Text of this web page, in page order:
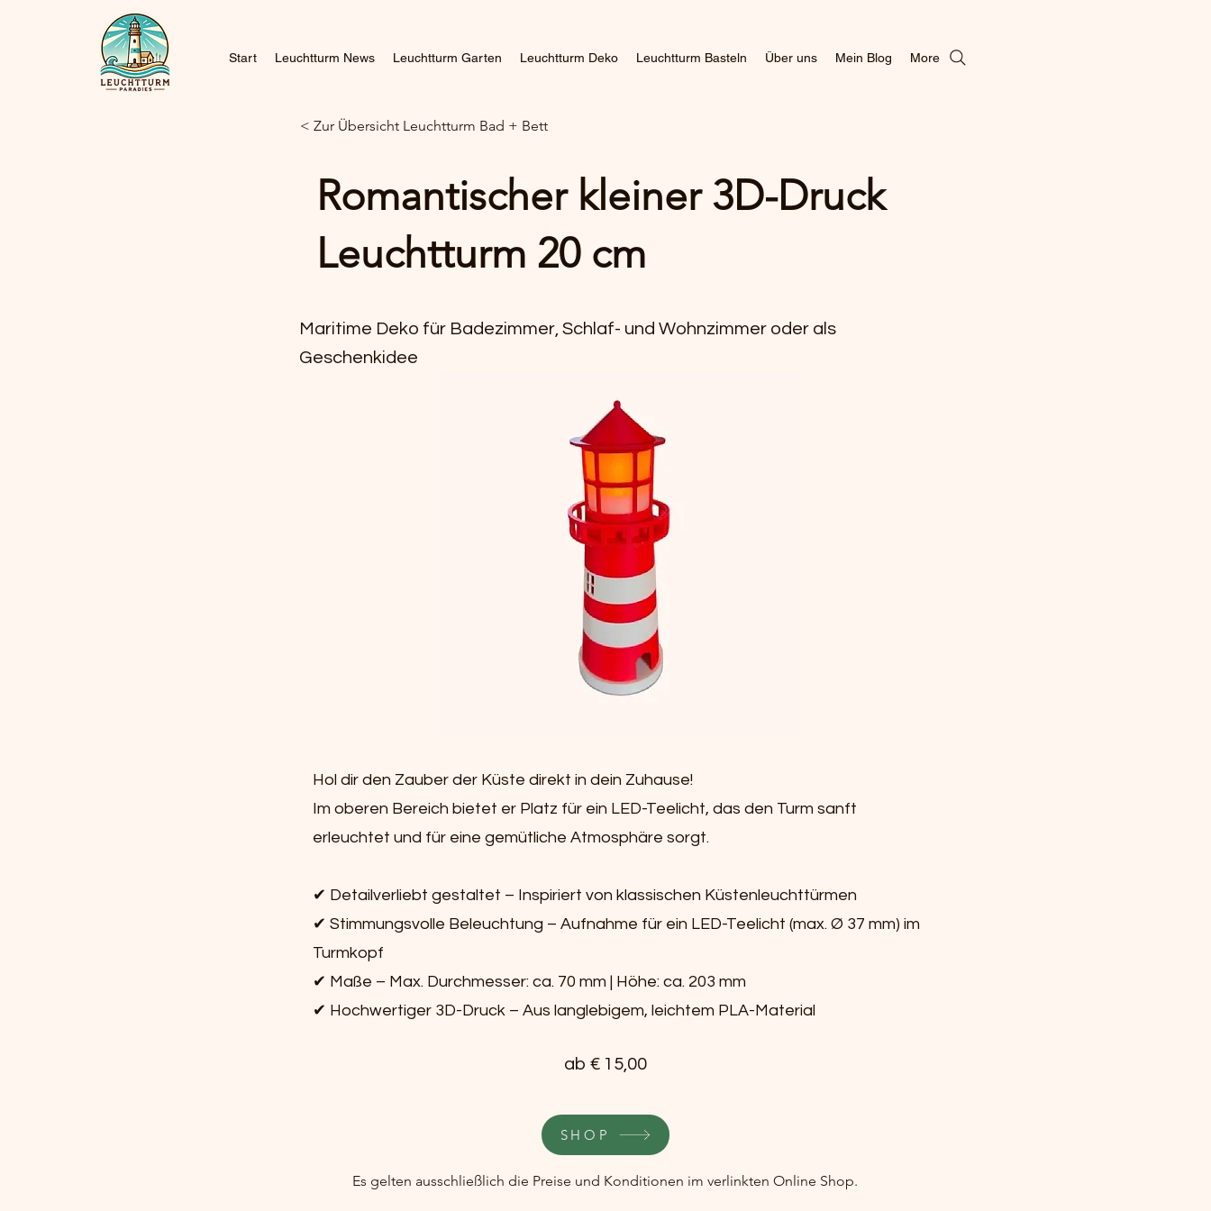
Start Leuchtturm News Leuchtturm Garten Leuchtturm Deko Leuchtturm Basteln Über uns Mein Blog More
< Zur Übersicht Leuchtturm Bad + Bett
Romantischer kleiner 3D-Druck
Leuchtturm 20 cm
Maritime Deko für Badezimmer, Schlaf- und Wohnzimmer oder als
Geschenkidee
Hol dir den Zauber der Küste direkt in dein Zuhause!
Im oberen Bereich bietet er Platz für ein LED-Teelicht, das den Turm sanft
erleuchtet und für eine gemütliche Atmosphäre sorgt.
✔ Detailverliebt gestaltet – Inspiriert von klassischen Küstenleuchttürmen
✔ Stimmungsvolle Beleuchtung – Aufnahme für ein LED-Teelicht (max. Ø 37 mm) im
Turmkopf
✔ Maße – Max. Durchmesser: ca. 70 mm | Höhe: ca. 203 mm
✔ Hochwertiger 3D-Druck – Aus langlebigem, leichtem PLA-Material
ab € 15,00
SHOP
Es gelten ausschließlich die Preise und Konditionen im verlinkten Online Shop.